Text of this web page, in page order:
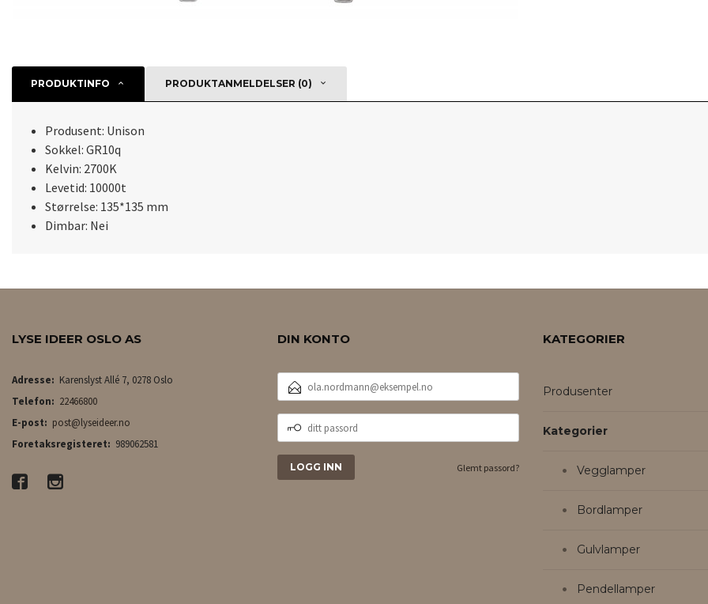
PRODUKTINFO PRODUKTANMELDELSER (0)
Produsent: Unison
Sokkel: GR10q
Kelvin: 2700K
Levetid: 10000t
Størrelse: 135*135 mm
Dimbar: Nei
LYSE IDEER OSLO AS
Adresse: Karenslyst Allé 7, 0278 Oslo
Telefon: 22466800
E-post: post@lyseideer.no
Foretaksregisteret: 989062581
DIN KONTO
POSTADRESSE
PASSORD
Glemt passord?
KATEGORIER
Produsenter
Kategorier
Vegglamper
Bordlamper
Gulvlamper
Pendellamper